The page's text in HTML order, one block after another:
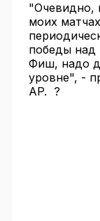
"Очевидно,
моих
победы над
Фиш, надо
уровне", -
AP. ?